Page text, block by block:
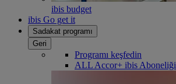
ibis budget
ibis Go get it
Sadakat programı
Geri
Programı keşfedin
ALL Accor+ ibis Aboneliği